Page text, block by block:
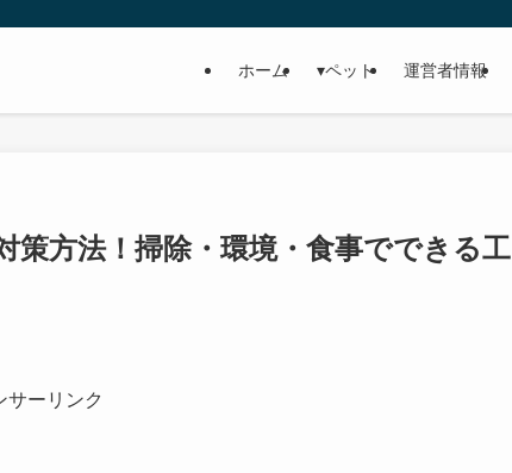
ホーム ▾ペット 運営者情報
策方法！掃除・環境・食事でできる工
サーリンク